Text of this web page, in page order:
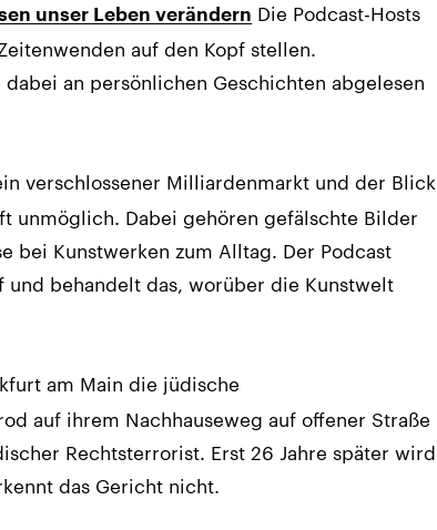
unser Leben verändern Die Podcast-Hosts
auf den Kopf stellen.
an persönlichen Geschichten abgelesen
verschlossener Milliardenmarkt und der Blick
unmöglich. Dabei gehören gefälschte Bilder
bei Kunstwerken zum Alltag. Der Podcast
und behandelt das, worüber die Kunstwelt
am Main die jüdische
auf ihrem Nachhauseweg auf offener Straße
Rechtsterrorist. Erst 26 Jahre später wird
das Gericht nicht.